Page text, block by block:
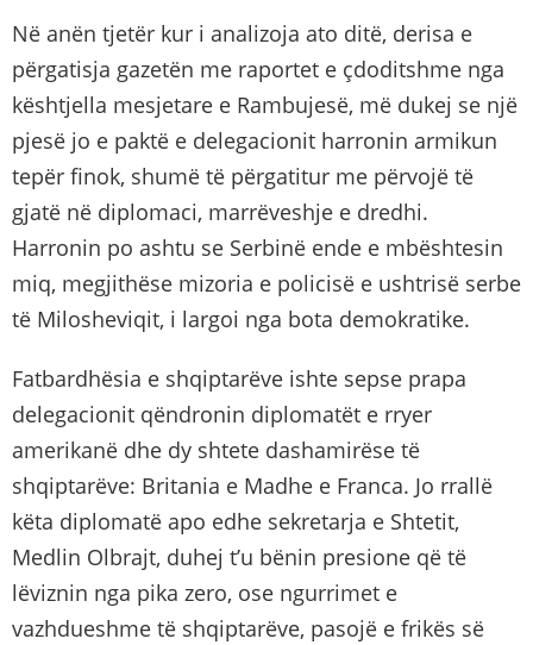
Në anën tjetër kur i analizoja ato ditë, derisa e
përgatisja gazetën me raportet e çdoditshme nga
kështjella mesjetare e Rambujesë, më dukej se një
pjesë jo e paktë e delegacionit harronin armikun
tepër finok, shumë të përgatitur me përvojë të
gjatë në diplomaci, marrëveshje e dredhi.
Harronin po ashtu se Serbinë ende e mbështesin
miq, megjithëse mizoria e policisë e ushtrisë serbe
të Milosheviqit, i largoi nga bota demokratike.
Fatbardhësia e shqiptarëve ishte sepse prapa
delegacionit qëndronin diplomatët e rryer
amerikanë dhe dy shtete dashamirëse të
shqiptarëve: Britania e Madhe e Franca. Jo rrallë
këta diplomatë apo edhe sekretarja e Shtetit,
Medlin Olbrajt, duhej t’u bënin presione që të
lëviznin nga pika zero, ose ngurrimet e
vazhdueshme të shqiptarëve, pasojë e frikës së